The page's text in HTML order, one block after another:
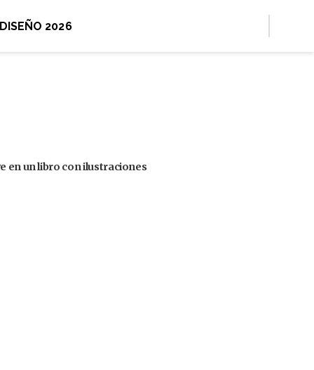
2026
en un libro con ilustraciones